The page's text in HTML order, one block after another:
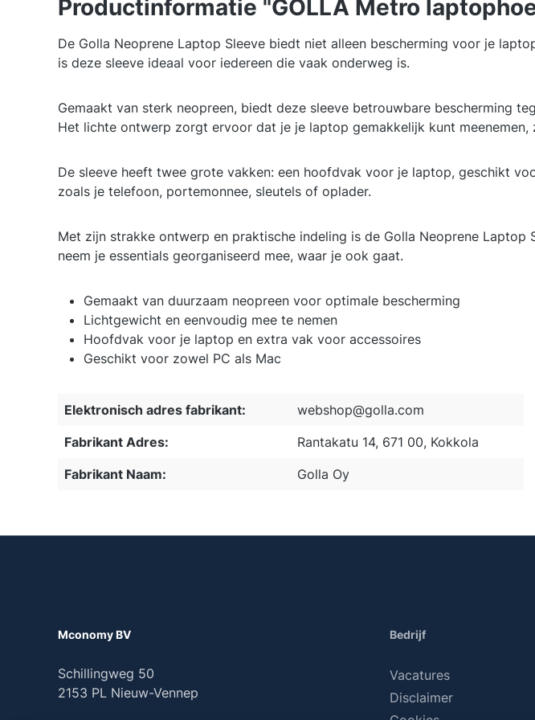
Productinformatie "GOLLA Metro
De Golla Neoprene Laptop Sleeve biedt niet alleen bescherming voor je
is deze sleeve ideaal voor iedereen die vaak onderweg is.
Gemaakt van sterk neopreen, biedt deze sleeve betrouwbare bescherming
Het lichte ontwerp zorgt ervoor dat je je laptop gemakkelijk kunt meenemen,
De sleeve heeft twee grote vakken: een hoofdvak voor je laptop, geschikt
zoals je telefoon, portemonnee, sleutels of oplader.
Met zijn strakke ontwerp en praktische indeling is de Golla Neoprene
neem je essentials georganiseerd mee, waar je ook gaat.
Gemaakt van duurzaam neopreen voor optimale bescherming
Lichtgewicht en eenvoudig mee te nemen
Hoofdvak voor je laptop en extra vak voor accessoires
Geschikt voor zowel PC als Mac
Elektronisch adres fabrikant:
webshop@golla.com
Fabrikant Adres:
Rantakatu 14, 671 00, Kokkola
Fabrikant Naam:
Golla Oy
Mconomy BV
Schillingweg 50
2153 PL Nieuw-Vennep
Bedrijf
Vacatures
Disclaimer